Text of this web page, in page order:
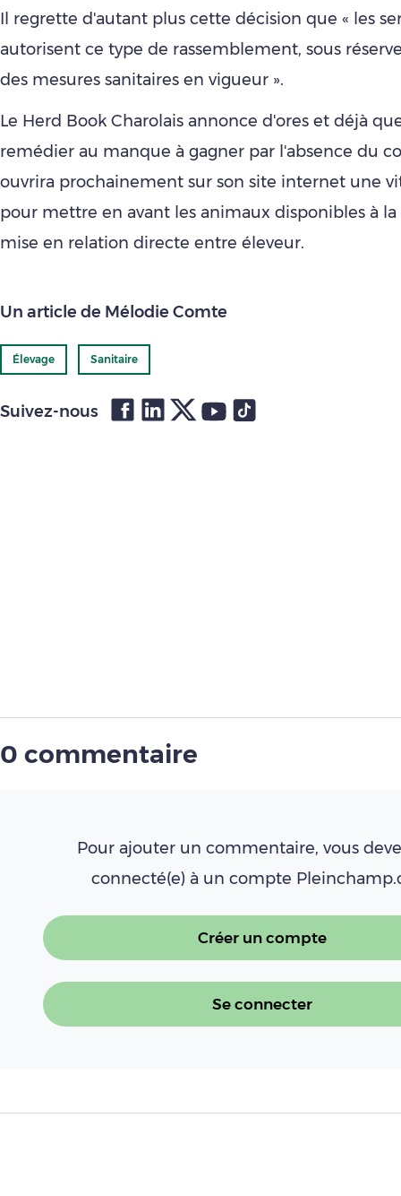
Il regrette d'autant plus cette décision que « les
autorisent ce type de rassemblement, sous
des mesures sanitaires en vigueur ».
Le Herd Book Charolais annonce d'ores et déjà
remédier au manque à gagner par l'absence du
ouvrira prochainement sur son site internet une
pour mettre en avant les animaux disponibles à
mise en relation directe entre éleveur.
Un article de Mélodie Comte
Élevage Sanitaire
Suivez-nous
0 commentaire
Pour ajouter un commentaire, vous
connecté(e) à un compte
Créer un compte
Se connecter